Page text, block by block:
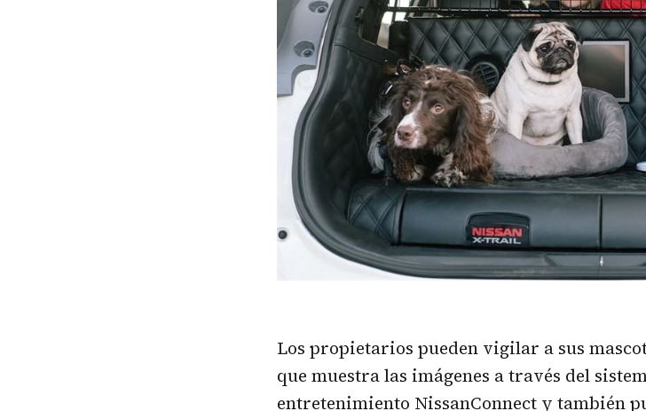
Los propietarios pueden vigilar a sus
que muestra las imágenes a través del
entretenimiento NissanConnect y también